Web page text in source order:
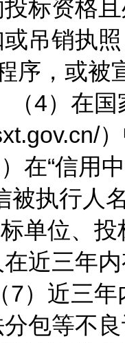
标资格
吊销执
序，或
（4）在
在“信用
被执行人
单位、
近三年
）近三年
包等不